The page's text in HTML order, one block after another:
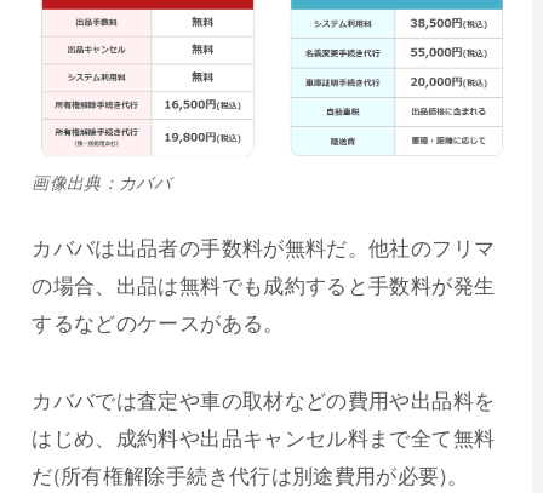
画像出典：カババ
カババは出品者の手数料が無料だ。他社のフリマ
の場合、出品は無料でも成約すると手数料が発生
するなどのケースがある。
カババでは査定や車の取材などの費用や出品料を
はじめ、成約料や出品キャンセル料まで全て無料
だ(所有権解除手続き代行は別途費用が必要)。